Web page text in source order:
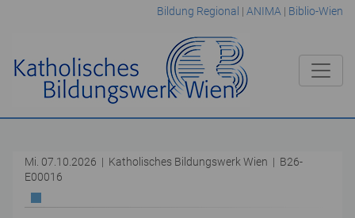
Bildung Regional | ANIMA | Biblio-Wien
Mi. 07.10.2026 | Katholisches Bildungswerk Wien | B26-
E00016